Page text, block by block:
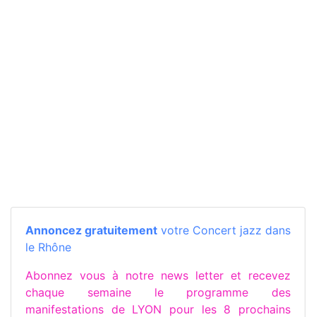
Annoncez gratuitement votre Concert jazz dans
le Rhône
Abonnez vous à notre news letter et recevez
chaque semaine le programme des
manifestations de LYON pour les 8 prochains